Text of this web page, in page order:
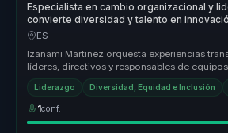
Especialista en cambio organizacional y
convierte diversidad y talento en
mejores decisiones para organizaciones.
ES
Izanami Martinez orquesta experiencias
líderes, directivos y responsables de
atrás equ...
Liderazgo Diversidad, Equidad e Inclusión
1conf.